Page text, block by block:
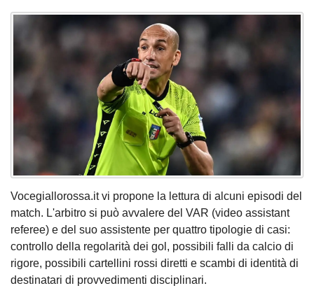
Vocegiallorossa.it vi propone la lettura di alcuni episodi del
match. L'arbitro si può avvalere del VAR (video assistant
referee) e del suo assistente per quattro tipologie di casi:
controllo della regolarità dei gol, possibili falli da calcio di
rigore, possibili cartellini rossi diretti e scambi di identità di
destinatari di provvedimenti disciplinari.